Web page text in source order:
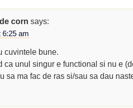
corn says:
6:25 am
cuvintele bune.
ca unul singur e functional si nu e
sa ma fac de ras si/sau sa dau